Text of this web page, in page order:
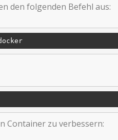
den folgenden Befehl aus:
Container zu verbessern: